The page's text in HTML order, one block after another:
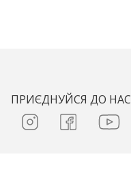
ПРИЄДНУЙСЯ ДО НАС